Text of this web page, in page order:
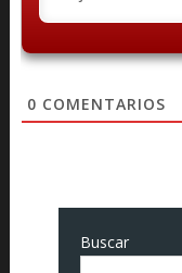
0 COMENTARIOS
Buscar